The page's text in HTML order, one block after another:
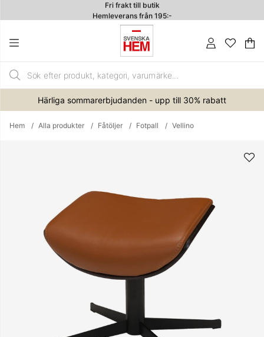
Hemleverans från 195:-
4.7
.
Härliga sommarerbjudanden - upp till 30% rabatt
Hem Alla produkter Fåtöljer Fotpall Vellino